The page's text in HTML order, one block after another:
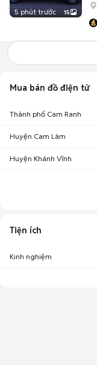
5 phút trước 15
Mua bán đồ điện tử
Thành phố Cam Ranh
Huyện Cam Lâm
Huyện Khánh Vĩnh
Tiện ích
Kinh nghiệm